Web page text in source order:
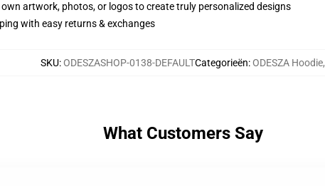
own artwork, photos, or logos to create truly personalized designs
with easy returns & exchanges
SKU:ODESZASHOP-0138-DEFAULTCategorieën:ODESZA Hoodie,
What Customers Say